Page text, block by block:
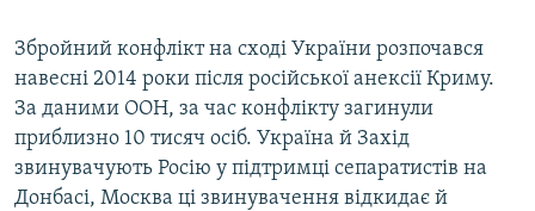
Збройний конфлікт на сході України розпочався
навесні 2014 роки після російської анексії Криму.
За даними ООН, за час конфлікту загинули
приблизно 10 тисяч осіб. Україна й Захід
звинувачують Росію у підтримці сепаратистів на
Донбасі, Москва ці звинувачення відкидає й